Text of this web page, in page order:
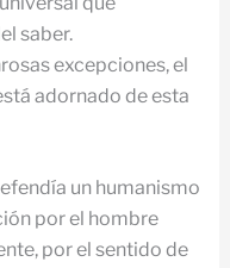
saber.
excepciones, el
adornado de esta
un humanismo
por el hombre
por el sentido de